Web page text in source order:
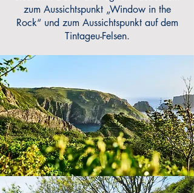
zum Aussichtspunkt „Window in the
Rock“ und zum Aussichtspunkt auf dem
Tintageu-Felsen.